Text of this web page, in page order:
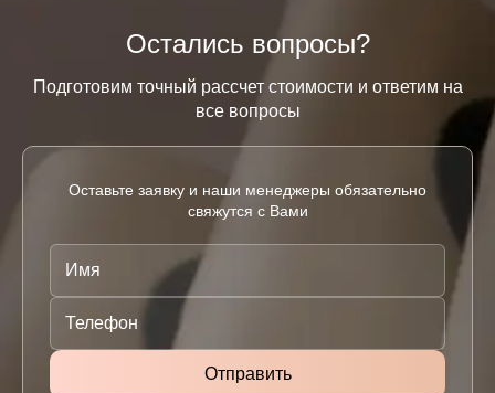
Остались вопросы?
Подготовим точный рассчет стоимости и ответим на
все вопросы
Оставьте заявку и наши менеджеры обязательно
свяжутся с Вами